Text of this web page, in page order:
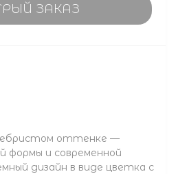
ЗАКАЗ
оттенке —
формы и современной
дизайн в виде цветка с